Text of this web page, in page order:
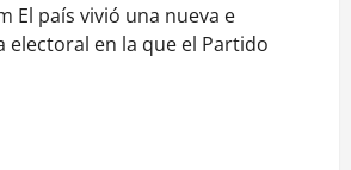
El país vivió una nueva e
electoral en la que el Partido